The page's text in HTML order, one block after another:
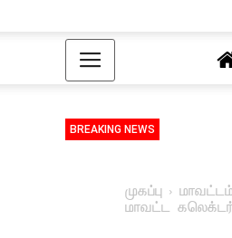
BREAKING NEWS
முகப்பு மாவட்டம்
மாவட்ட கலெக்டர்